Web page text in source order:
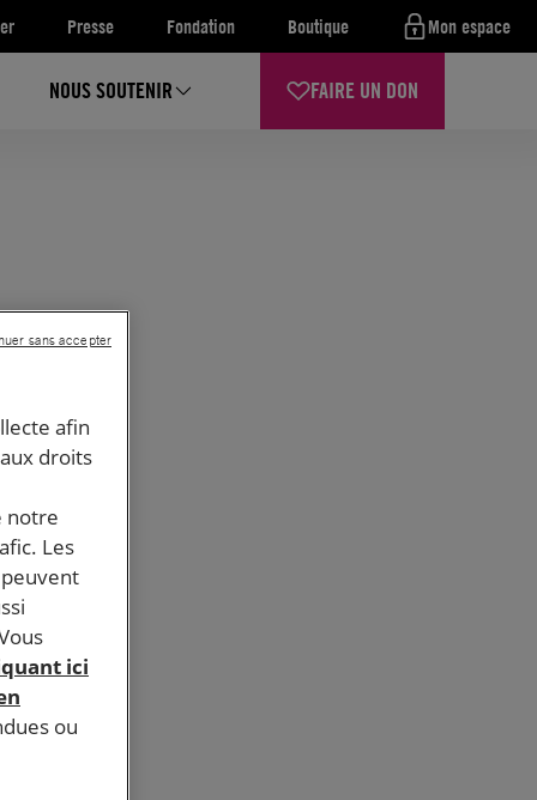
Presse Fondation Boutique Mon espace
NOUS SOUTENIR FAIRE UN DON
afin
droits
notre
Les
ici
ou
sans accepter